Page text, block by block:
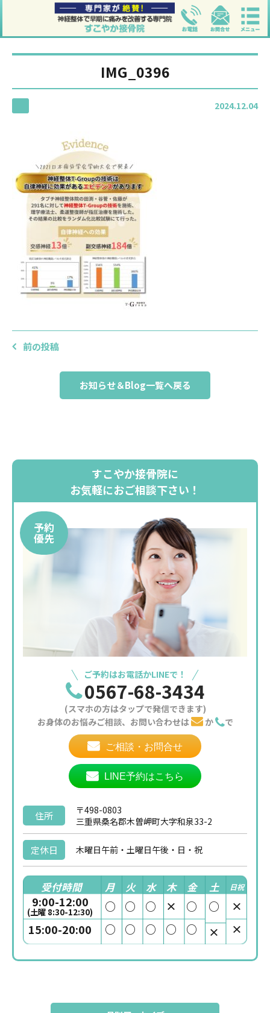
IMG_0396
2024.12.04
前の投稿
お知らせ＆Blog一覧へ戻る
すこやか接骨院に
お気軽におご相談下さい！
予約
優先
ご予約はお電話かLINEで！
0567-68-3434
(スマホの方はタップで発信できます)
お身体のお悩みご相談、お問い合わせは
か で
ご相談・お問合せ
LINE予約はこちら
住所
〒498-0803
三重県桑名郡木曽岬町大字和泉33-2
定休日 木曜日午前・土曜日午後・日・祝
受付時間 月 火 水 木 金 土 日祝
9:00-12:00
(土曜 8:30-12:30) ○ ○ ○ × ○ ○
×
15:00-20:00
○ ○ ○ ○ ○ × ×